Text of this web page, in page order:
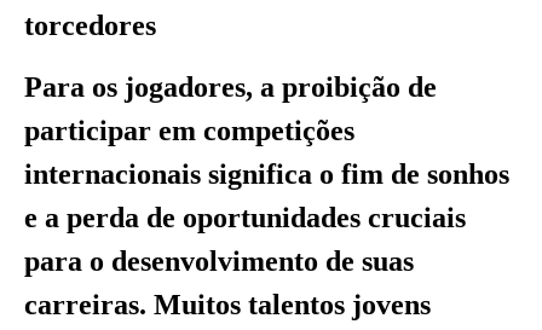
torcedores
Para os jogadores, a proibição de
participar em competições
internacionais significa o fim de sonhos
e a perda de oportunidades cruciais
para o desenvolvimento de suas
carreiras. Muitos talentos jovens